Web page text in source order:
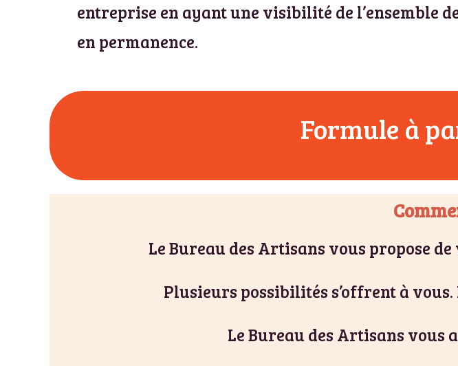
entreprise en ayant une visibilité de l’ensemble
en permanence.
Formule à
Le Bureau des Artisans vous propose
Plusieurs possibilités s’offrent à
Le Bureau des Artisans vous